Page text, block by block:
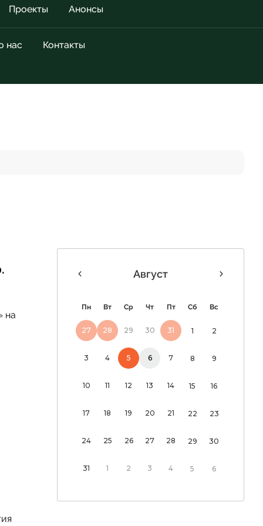
Проекты Анонсы
нас Контакты
на
Август
Пн Вт Ср Чт Пт Сб Вс
27 28 29 30 31 1 2
3 4 5 6 7 8 9
10 11 12 13 14 15 16
17 18 19 20 21 22 23
24 25 26 27 28 29 30
31 1 2 3 4 5 6